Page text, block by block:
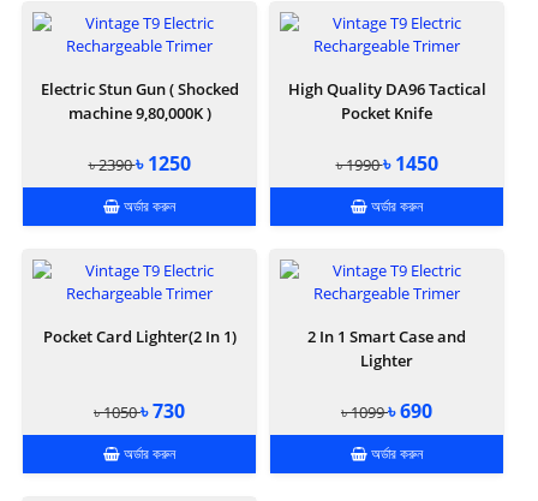
Electric Stun Gun ( Shocked
machine 9,80,000K )
৳ 2390৳ 1250
অর্ডার করুন
High Quality DA96 Tactical
Pocket Knife
৳ 1990৳ 1450
অর্ডার করুন
Pocket Card Lighter(2 In 1)
৳ 1050৳ 730
অর্ডার করুন
2 In 1 Smart Case and
Lighter
৳ 1099৳ 690
অর্ডার করুন